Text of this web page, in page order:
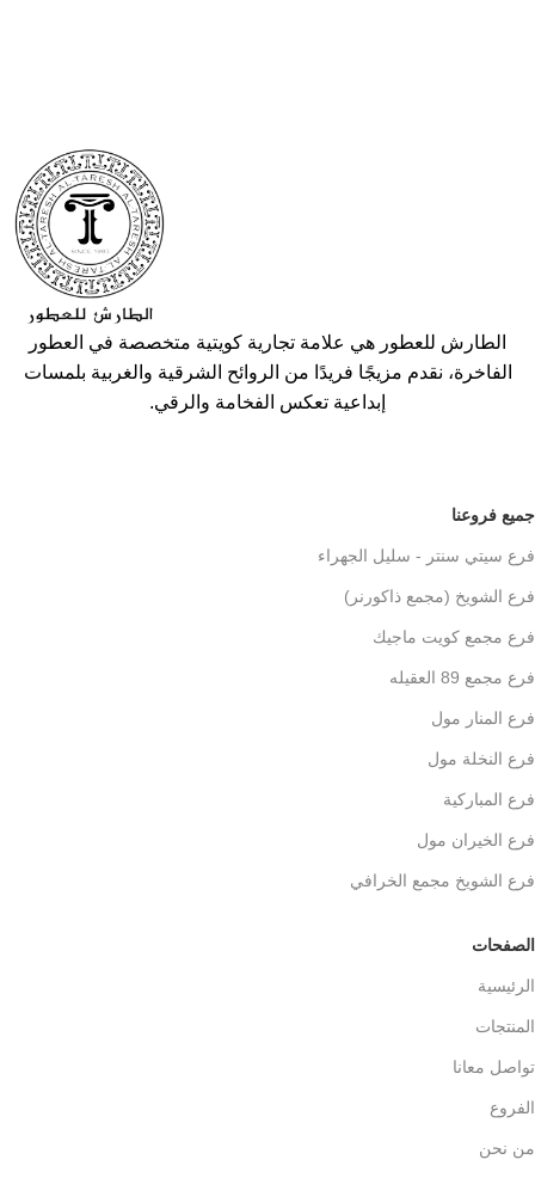
الطارش للعطور هي علامة تجارية كويتية متخصصة في العطور
الفاخرة، نقدم مزيجًا فريدًا من الروائح الشرقية والغربية بلمسات
إبداعية تعكس الفخامة والرقي.
جميع فروعنا
فرع سيتي سنتر - سليل الجهراء
فرع الشويخ (مجمع ذاكورنر)
فرع مجمع كويت ماجيك
فرع مجمع 89 العقيله
فرع المنار مول
فرع النخلة مول
فرع المباركية
فرع الخيران مول
فرع الشويخ مجمع الخرافي
الصفحات
الرئيسية
المنتجات
تواصل معانا
الفروع
من نحن